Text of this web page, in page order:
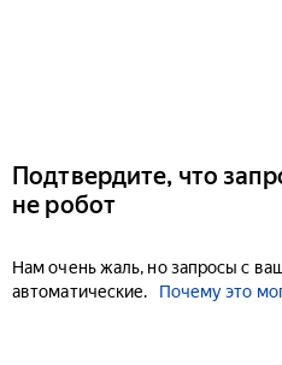
Подтвердите, что
не робот
Нам очень жаль, но запросы с
автоматические.
Почему это